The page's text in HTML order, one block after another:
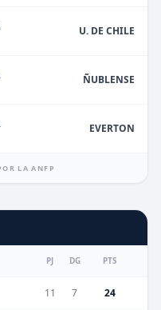
U. DE CHILE
ÑUBLENSE
EVERTON
LA ANFP
PJ DG PTS
11 7 24